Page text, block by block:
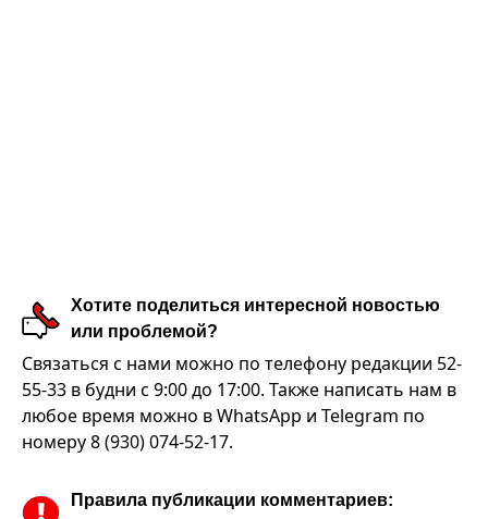
Хотите поделиться интересной новостью
или проблемой?
Связаться с нами можно по телефону редакции 52-
55-33 в будни с 9:00 до 17:00. Также написать нам в
любое время можно в WhatsApp и Telegram по
номеру 8 (930) 074-52-17.
Правила публикации комментариев: